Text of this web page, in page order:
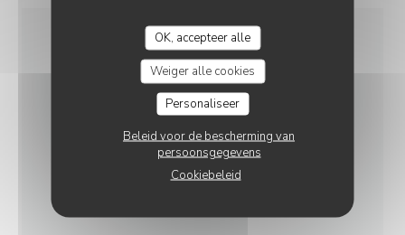
OK, accepteer alle
Weiger alle cookies
Personaliseer
Beleid voor de bescherming van
persoonsgegevens
Cookiebeleid
ALGEMENE
INFORMATIE
KEUKEN
Cuisine française traditionnelle créative, , Vins de
propriété, Produits de saison, Marktkeuken, vers